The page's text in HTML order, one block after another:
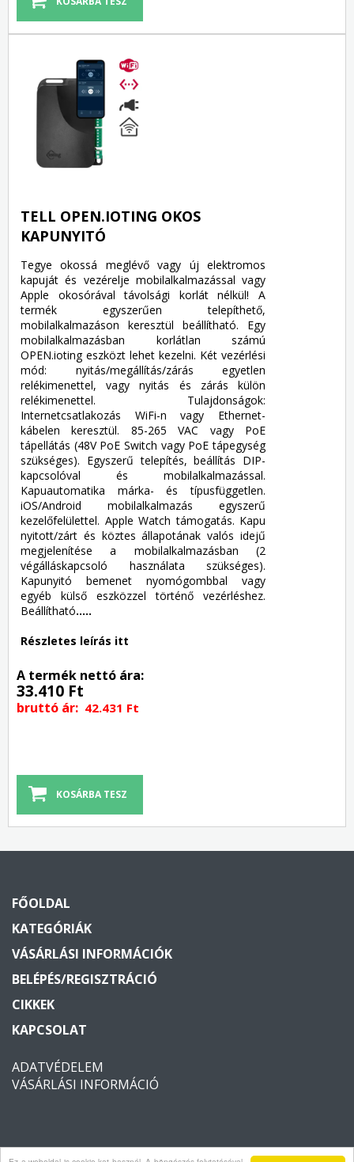
TELL OPEN.IOTING OKOS
KAPUNYITÓ
Tegye okossá meglévő vagy új elektromos
kapuját és vezérelje mobilalkalmazással vagy
Apple okosórával távolsági korlát nélkül! A
termék egyszerűen telepíthető,
mobilalkalmazáson keresztül beállítható. Egy
mobilalkalmazásban korlátlan számú
OPEN.ioting eszközt lehet kezelni. Két vezérlési
mód: nyitás/megállítás/zárás egyetlen
relékimenettel, vagy nyitás és zárás külön
relékimenettel. Tulajdonságok:
Internetcsatlakozás WiFi-n vagy Ethernet-
kábelen keresztül. 85-265 VAC vagy PoE
tápellátás (48V PoE Switch vagy PoE tápegység
szükséges). Egyszerű telepítés, beállítás DIP-
kapcsolóval és mobilalkalmazással.
Kapuautomatika márka- és típusfüggetlen.
iOS/Android mobilalkalmazás egyszerű
kezelőfelülettel. Apple Watch támogatás. Kapu
nyitott/zárt és köztes állapotának valós idejű
megjelenítése a mobilalkalmazásban (2
végálláskapcsoló használata szükséges).
Kapunyitó bemenet nyomógombbal vagy
egyéb külső eszközzel történő vezérléshez.
Beállítható.....
Részletes leírás itt
A termék nettó ára:
33.410 Ft
bruttó ár: 42.431 Ft
FŐOLDAL
KATEGÓRIÁK
VÁSÁRLÁSI INFORMÁCIÓK
BELÉPÉS/REGISZTRÁCIÓ
CIKKEK
KAPCSOLAT
ADATVÉDELEM
VÁSÁRLÁSI INFORMÁCIÓ